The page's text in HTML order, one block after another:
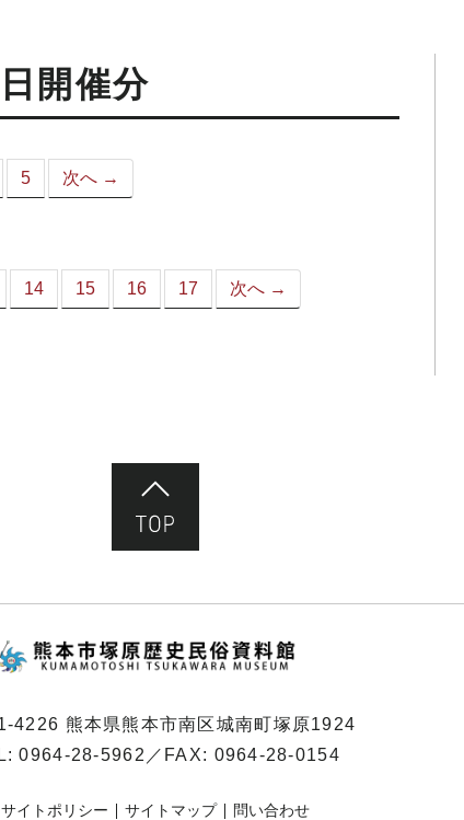
開催分
5 次へ →
14 15 16 17 次へ →
4226 熊本県熊本市南区城南町塚原1924
0964-28-5962 ／FAX: 0964-28-0154
サイトポリシー サイトマップ 問い合わせ